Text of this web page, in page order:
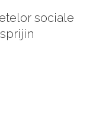
sociale